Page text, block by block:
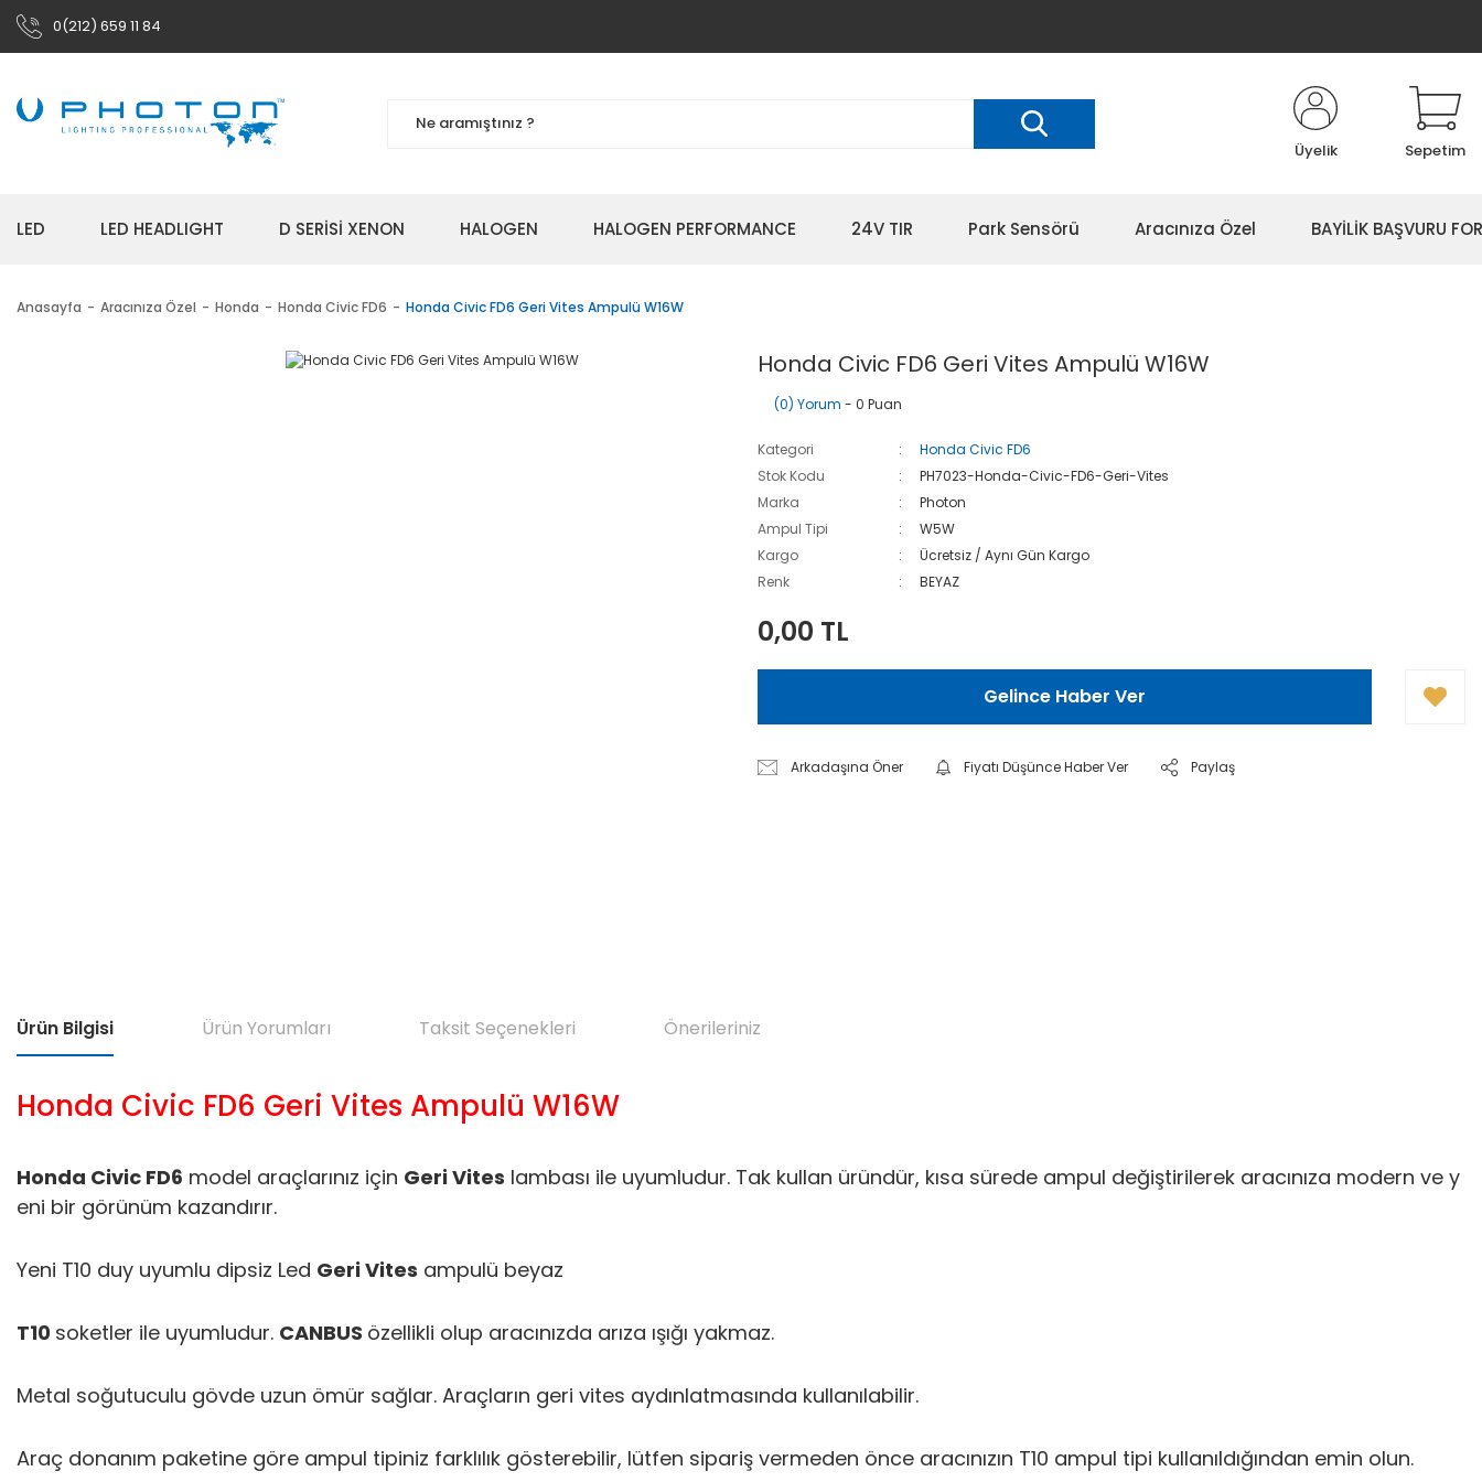
0(212) 659 11 84
Üyelik Sepetim
LED LED HEADLIGHT D SERİSİ XENON HALOGEN HALOGEN PERFORMANCE 24V TIR Park Sensörü Aracınıza Özel BAYİLİK BAŞVURU
Anasayfa Aracınıza Özel Honda Honda Civic FD6 Honda Civic FD6 Geri Vites Ampulü W16W
Honda Civic FD6 Geri Vites Ampulü W16W
(0) Yorum - 0 Puan
Kategori
Honda Civic FD6
Stok Kodu
PH7023-Honda-Civic-FD6-Geri-Vites
Marka
Photon
Ampul Tipi
W5W
Kargo
Ücretsiz / Aynı Gün Kargo
Renk
BEYAZ
0,00 TL
Gelince Haber Ver
Arkadaşına Öner Fiyatı Düşünce Haber Ver Paylaş
Ürün Bilgisi Ürün Yorumları Taksit Seçenekleri Önerileriniz
Honda Civic FD6 Geri Vites Ampulü W16W
Honda Civic FD6 model araçlarınız için Geri Vites lambası ile uyumludur. Tak kullan üründür, kısa sürede ampul değiştirilerek aracınıza modern ve y
eni bir görünüm kazandırır.
Yeni T10 duy uyumlu dipsiz Led Geri Vites ampulü beyaz
T10 soketler ile uyumludur. CANBUS özellikli olup aracınızda arıza ışığı yakmaz.
Metal soğutuculu gövde uzun ömür sağlar. Araçların geri vites aydınlatmasında kullanılabilir.
Araç donanım paketine göre ampul tipiniz farklılık gösterebilir, lütfen sipariş vermeden önce aracınızın T10 ampul tipi kullanıldığından emin olun.